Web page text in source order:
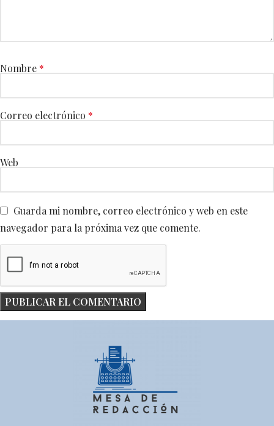
Nombre *
Correo electrónico *
Web
Guarda mi nombre, correo electrónico y web en este
navegador para la próxima vez que comente.